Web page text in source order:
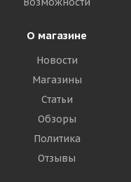
О магазине
Новости
Магазины
Статьи
Обзоры
Политика
Отзывы